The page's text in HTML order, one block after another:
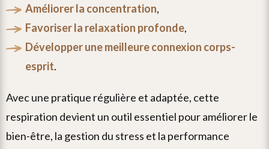
améliorer la concentration,
favoriser la relaxation profonde,
développer une meilleure connexion corps-
esprit.
avec une pratique régulière et adaptée, cette
respiration devient un outil essentiel pour améliorer le
bien-être, la gestion du stress et la performance